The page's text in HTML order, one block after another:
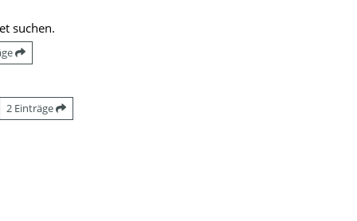
suchen.
2 Einträge